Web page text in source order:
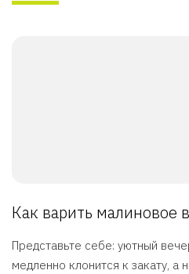
Как варить малиновое
Представьте себе: уютный
медленно клонится к закату, а